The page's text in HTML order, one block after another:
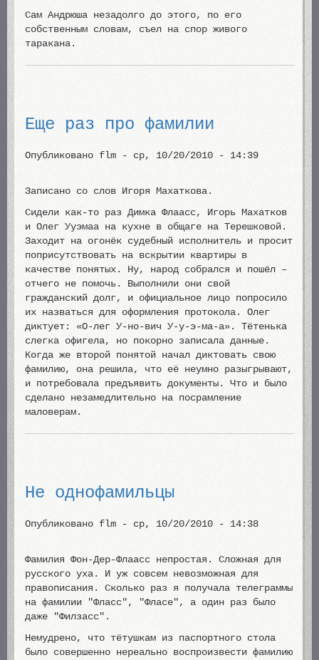
Сам Андрюша незадолго до этого, по его
собственным словам, съел на спор живого
таракана.
Еще раз про фамилии
Опубликовано flm - ср, 10/20/2010 - 14:39
Записано со слов Игоря Махаткова.
Сидели как-то раз Димка Флаасс, Игорь Махатков
и Олег Ууэмаа на кухне в общаге на Терешковой.
Заходит на огонёк судебный исполнитель и просит
поприсутствовать на вскрытии квартиры в
качестве понятых. Ну, народ собрался и пошёл –
отчего не помочь. Выполнили они свой
гражданский долг, и официальное лицо попросило
их назваться для оформления протокола. Олег
диктует: «О-лег У-но-вич У-у-э-ма-а». Тётенька
слегка офигела, но покорно записала данные.
Когда же второй понятой начал диктовать свою
фамилию, она решила, что её неумно разыгрывают,
и потребовала предъявить документы. Что и было
сделано незамедлительно на посрамление
маловерам.
Не однофамильцы
Опубликовано flm - ср, 10/20/2010 - 14:38
Фамилия Фон-Дер-Флаасс непростая. Сложная для
русского уха. И уж совсем невозможная для
правописания. Сколько раз я получала телеграммы
на фамилии "Фласс", "Фласе", а один раз было
даже "Филзасс".
Немудрено, что тётушкам из паспортного стола
было совершенно нереально воспроизвести фамилию